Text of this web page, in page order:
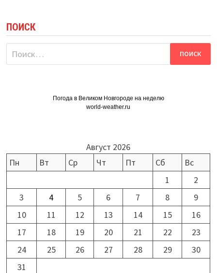
ПОИСК
Найти:
Погода в Великом Новгороде на неделю
world-weather.ru
Август 2026
Пн
Вт Ср Чт Пт Сб
Вс
1
2
3
4 5 6 7 8
9
10
11 12 13 14 15
16
17
18 19 20 21 22
23
24
25 26 27 28 29
30
31